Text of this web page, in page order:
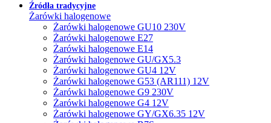
Źródła tradycyjne
Żarówki halogenowe
Żarówki halogenowe GU10 230V
Żarówki halogenowe E27
Żarówki halogenowe E14
Żarówki halogenowe GU/GX5.3
Żarówki halogenowe GU4 12V
Żarówki halogenowe G53 (AR111) 12V
Żarówki halogenowe G9 230V
Żarówki halogenowe G4 12V
Żarówki halogenowe GY/GX6.35 12V